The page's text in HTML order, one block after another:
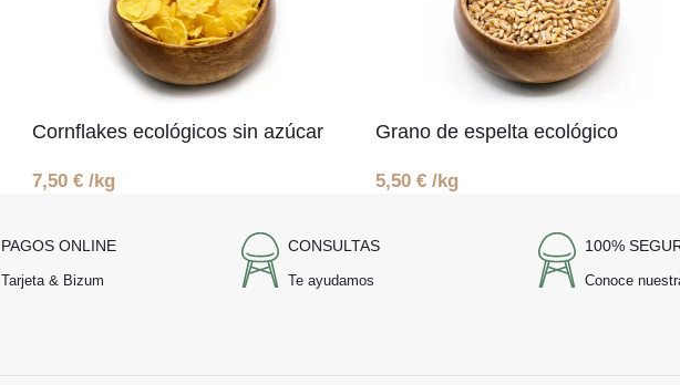
Cornflakes ecológicos sin azúcar
7,50 € /kg
Grano de espelta ecológico
5,50 € /kg
PAGOS ONLINE
Tarjeta & Bizum
CONSULTAS
Te ayudamos
100%
Conoce